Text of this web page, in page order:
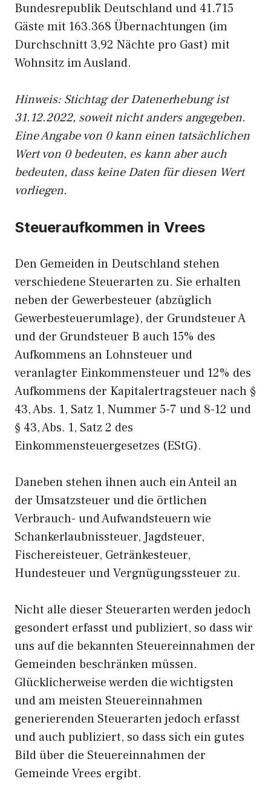
Bundesrepublik Deutschland und 41.715
Gäste mit 163.368 Übernachtungen (im
Durchschnitt 3,92 Nächte pro Gast) mit
Wohnsitz im Ausland.
Hinweis: Stichtag der Datenerhebung ist
31.12.2022, soweit nicht anders angegeben.
Eine Angabe von 0 kann einen tatsächlichen
Wert von 0 bedeuten, es kann aber auch
bedeuten, dass keine Daten für diesen Wert
vorliegen.
Steueraufkommen in Vrees
Den Gemeiden in Deutschland stehen
verschiedene Steuerarten zu. Sie erhalten
neben der Gewerbesteuer (abzüglich
Gewerbesteuerumlage), der Grundsteuer A
und der Grundsteuer B auch 15% des
Aufkommens an Lohnsteuer und
veranlagter Einkommensteuer und 12% des
Aufkommens der Kapitalertragsteuer nach §
43, Abs. 1, Satz 1, Nummer 5-7 und 8-12 und
§ 43, Abs. 1, Satz 2 des
Einkommensteuergesetzes (EStG).
Daneben stehen ihnen auch ein Anteil an
der Umsatzsteuer und die örtlichen
Verbrauch- und Aufwandsteuern wie
Schankerlaubnissteuer, Jagdsteuer,
Fischereisteuer, Getränkesteuer,
Hundesteuer und Vergnügungssteuer zu.
Nicht alle dieser Steuerarten werden jedoch
gesondert erfasst und publiziert, so dass wir
uns auf die bekannten Steuereinnahmen der
Gemeinden beschränken müssen.
Glücklicherweise werden die wichtigsten
und am meisten Steuereinnahmen
generierenden Steuerarten jedoch erfasst
und auch publiziert, so dass sich ein gutes
Bild über die Steuereinnahmen der
Gemeinde Vrees ergibt.